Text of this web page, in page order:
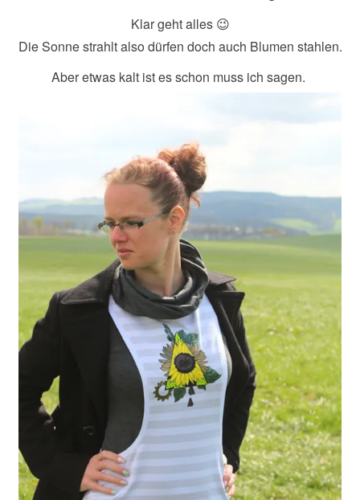
Klar geht alles 😉
Die Sonne strahlt also dürfen doch auch Blumen stahlen.
Aber etwas kalt ist es schon muss ich sagen.